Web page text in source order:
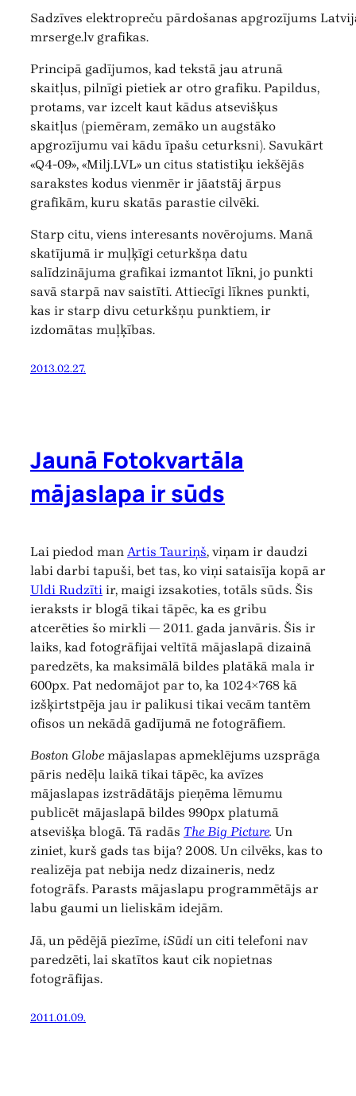
Sadzīves elektropreču pārdošanas apgrozījums
mrserge.lv grafikas.
Principā gadījumos, kad tekstā jau atrunā
skaitļus, pilnīgi pietiek ar otro grafiku. Papildus,
protams, var izcelt kaut kādus atsevišķus
skaitļus (piemēram, zemāko un augstāko
apgrozījumu vai kādu īpašu ceturksni). Savukārt
«Q4-09», «Milj.LVL» un citus statistiķu iekšējās
sarakstes kodus vienmēr ir jāatstāj ārpus
grafikām, kuru skatās parastie cilvēki.
Starp citu, viens interesants novērojums. Manā
skatījumā ir muļķīgi ceturkšņa datu
salīdzinājuma grafikai izmantot līkni, jo punkti
savā starpā nav saistīti. Attiecīgi līknes punkti,
kas ir starp divu ceturkšņu punktiem, ir
izdomātas muļķības.
2013.02.27.
Jaunā Fotokvartāla
mājaslapa ir sūds
Lai piedod man Artis Tauriņš, viņam ir daudzi
labi darbi tapuši, bet tas, ko viņi sataisīja kopā ar
Uldi Rudzīti ir, maigi izsakoties, totāls sūds. Šis
ieraksts ir blogā tikai tāpēc, ka es gribu
atcerēties šo mirkli — 2011. gada janvāris. Šis ir
laiks, kad fotogrāfijai veltītā mājaslapā dizainā
paredzēts, ka maksimālā bildes platākā mala ir
600px. Pat nedomājot par to, ka 1024×768 kā
izšķirtstpēja jau ir palikusi tikai vecām tantēm
ofisos un nekādā gadījumā ne fotogrāfiem.
Boston Globemājaslapas apmeklējums uzsprāga
pāris nedēļu laikā tikai tāpēc, ka avīzes
mājaslapas izstrādātājs pieņēma lēmumu
publicēt mājaslapā bildes 990px platumā
atsevišķa blogā. Tā radās The Big Picture. Un
ziniet, kurš gads tas bija? 2008. Un cilvēks, kas to
realizēja pat nebija nedz dizaineris, nedz
fotogrāfs. Parasts mājaslapu programmētājs ar
labu gaumi un lieliskām idejām.
Jā, un pēdējā piezīme, iSūdi un citi telefoni nav
paredzēti, lai skatītos kaut cik nopietnas
fotogrāfijas.
2011.01.09.